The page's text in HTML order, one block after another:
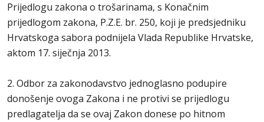
Prijedlogu zakona o trošarinama, s Konačnim
prijedlogom zakona, P.Z.E. br. 250, koji je predsjedniku
Hrvatskoga sabora podnijela Vlada Republike Hrvatske,
aktom 17. siječnja 2013.
2. Odbor za zakonodavstvo jednoglasno podupire
donošenje ovoga Zakona i ne protivi se prijedlogu
predlagatelja da se ovaj Zakon donese po hitnom